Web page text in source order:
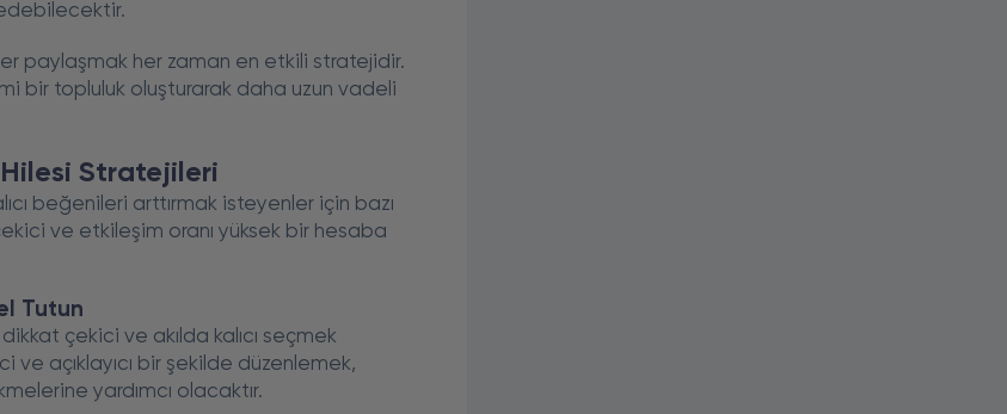
paylaşmak her zaman en etkili stratejidir.
bir topluluk oluşturarak daha uzun vadeli
Hilesi Stratejileri
beğenileri arttırmak isteyenler için bazı
ve etkileşim oranı yüksek bir hesaba
Tutun
dikkat çekici ve akılda kalıcı seçmek
ve açıklayıcı bir şekilde düzenlemek,
yardımcı olacaktır.